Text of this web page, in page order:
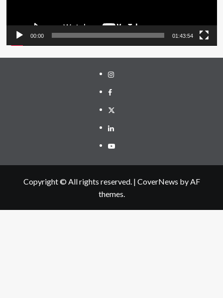
00:00 01:43:54
Instagram
Facebook
Twitter
Linkedin
Youtube
Copyright © All rights reserved. | CoverNews by AF
themes.